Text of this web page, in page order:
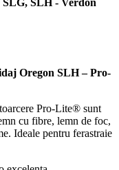
Oregon SLH – Pro-
Pro-Lite® sunt
cu fibre, lemn de foc,
Ideale pentru ferastraie